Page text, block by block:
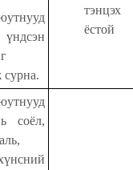
сурна.
тэнцэх
ёстой
соёл,